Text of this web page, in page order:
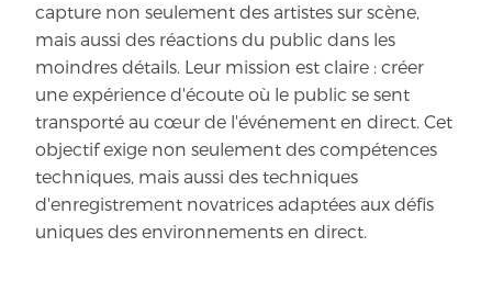
capture non seulement des artistes sur scène,
mais aussi des réactions du public dans les
moindres détails. Leur mission est claire : créer
une expérience d'écoute où le public se sent
transporté au cœur de l'événement en direct. Cet
objectif exige non seulement des compétences
techniques, mais aussi des techniques
d'enregistrement novatrices adaptées aux défis
uniques des environnements en direct.